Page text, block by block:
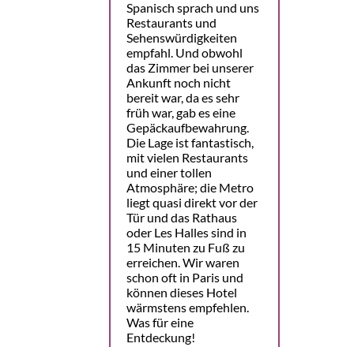
Spanisch sprach und uns
Restaurants und
Sehenswürdigkeiten
empfahl. Und obwohl
das Zimmer bei unserer
Ankunft noch nicht
bereit war, da es sehr
früh war, gab es eine
Gepäckaufbewahrung.
Die Lage ist fantastisch,
mit vielen Restaurants
und einer tollen
Atmosphäre; die Metro
liegt quasi direkt vor der
Tür und das Rathaus
oder Les Halles sind in
15 Minuten zu Fuß zu
erreichen. Wir waren
schon oft in Paris und
können dieses Hotel
wärmstens empfehlen.
Was für eine
Entdeckung!